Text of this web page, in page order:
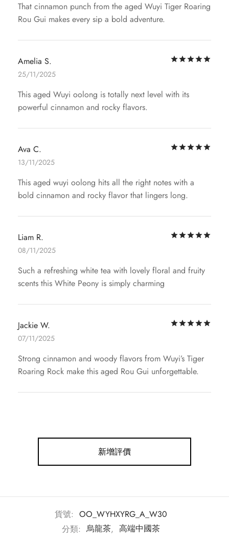
That cinnamon punch from the aged Wuyi Tiger Roaring
Rou Gui makes every sip a bold adventure.
Amelia S.
25/11/2025
This aged Wuyi oolong is totally next level with its
powerful cinnamon and rocky flavors.
Ava C.
13/11/2025
This aged wuyi oolong hits all the right notes with a
bold cinnamon and rocky flavor that lingers long.
Liam R.
08/11/2025
Such a refreshing white tea with lovely floral and fruity
scents this White Peony is simply charming
Jackie W.
07/11/2025
Strong cinnamon and woody flavors from Wuyi’s Tiger
Roaring Rock make this aged Rou Gui unforgettable.
新增評價
貨號: OO_WYHXYRG_A_W30
分類: 烏龍茶, 高端中國茶